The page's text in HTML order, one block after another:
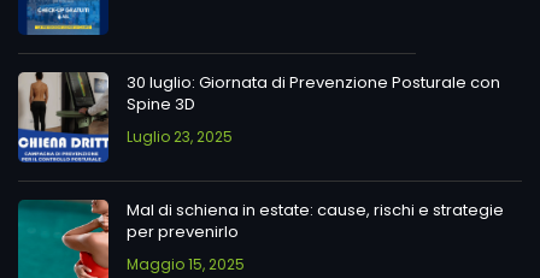
30 luglio: Giornata di Prevenzione Posturale con
Spine 3D
Luglio 23, 2025
Mal di schiena in estate: cause, rischi e strategie
per prevenirlo
Maggio 15, 2025